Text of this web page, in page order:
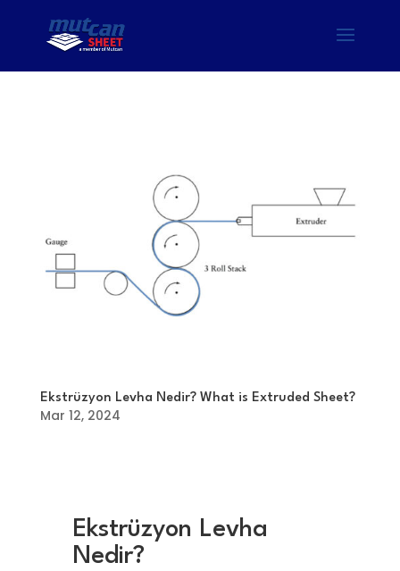
Ekstrüzyon Levha Nedir? What is Extruded Sheet?
Mar 12, 2024
Ekstrüzyon Levha
Nedir?